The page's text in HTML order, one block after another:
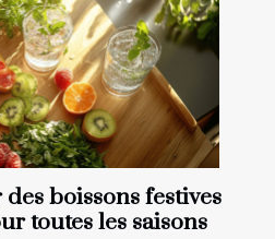
boissons festives
toutes les saisons